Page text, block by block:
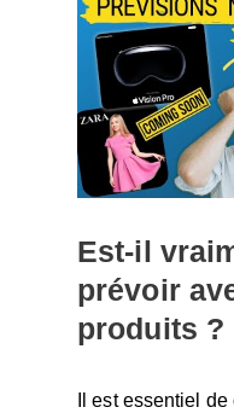
Est-il
prévoir
produits ?
Il est essentiel